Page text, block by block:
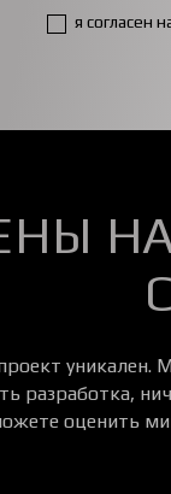
я согласен
уникален.
разработка,
оценить